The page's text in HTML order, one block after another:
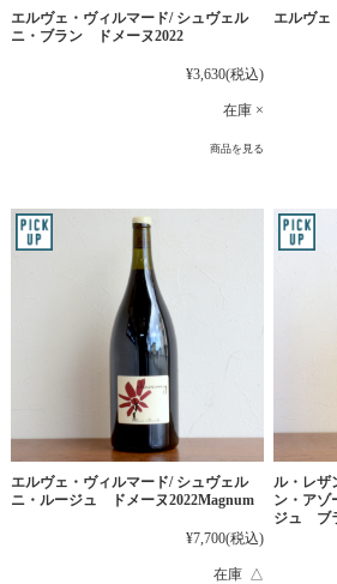
エルヴェ・ヴィルマード/ シュヴェル
ニ・ブラン ドメーヌ2022
¥3,630(税込)
在庫 ×
商品を見る
エルヴェ
エルヴェ・ヴィルマード/ シュヴェル
ニ・ルージュ ドメーヌ2022Magnum
¥7,700(税込)
在庫 △
ル・レザ
ン・アゾ
ジュ ブ